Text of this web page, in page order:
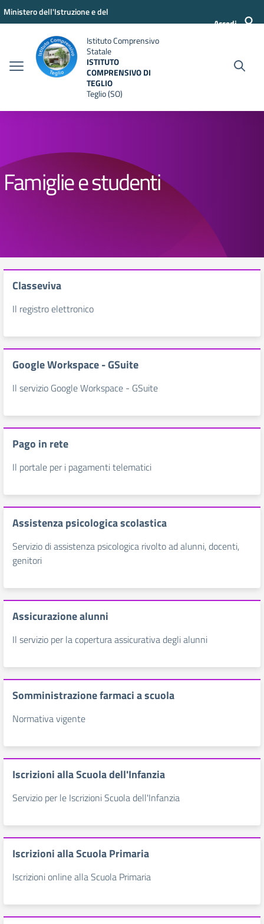
Vai ai contenuti
Vai al menu di navigazione
Vai al footer
Ministero dell'Istruzione e del
Accedi
Istituto Comprensivo
Statale
ISTITUTO
COMPRENSIVO DI
TEGLIO
Teglio (SO)
Famiglie e studenti
Classeviva
Il registro elettronico
Google Workspace - GSuite
Il servizio Google Workspace - GSuite
Pago in rete
Il portale per i pagamenti telematici
Assistenza psicologica scolastica
Servizio di assistenza psicologica rivolto ad alunni, docenti,
genitori
Assicurazione alunni
Il servizio per la copertura assicurativa degli alunni
Somministrazione farmaci a scuola
Normativa vigente
Iscrizioni alla Scuola dell'Infanzia
Servizio per le Iscrizioni Scuola dell'Infanzia
Iscrizioni alla Scuola Primaria
Iscrizioni online alla Scuola Primaria